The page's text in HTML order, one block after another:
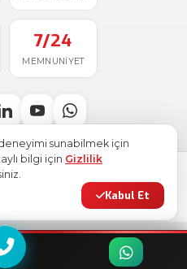
7/24
MEMNUNIYET
. Tüm hakları saklıdır.
ile üretildi
Site Haritası
sunabilmek için
bilgi için Gizlilik
Kabul Et